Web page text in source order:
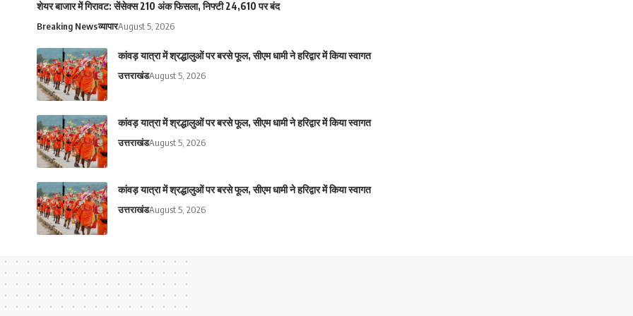
शेयर बाजार में गिरावट: सेंसेक्स 210 अंक फिसला, निफ्टी 24,610 पर बंद
Breaking Newsव्यापारAugust 5, 2026
कांवड़ यात्रा में श्रद्धालुओं पर बरसे फूल, सीएम धामी ने हरिद्वार में किया स्वागत
उत्तराखंडAugust 5, 2026
कांवड़ यात्रा में श्रद्धालुओं पर बरसे फूल, सीएम धामी ने हरिद्वार में किया स्वागत
उत्तराखंडAugust 5, 2026
कांवड़ यात्रा में श्रद्धालुओं पर बरसे फूल, सीएम धामी ने हरिद्वार में किया स्वागत
उत्तराखंडAugust 5, 2026